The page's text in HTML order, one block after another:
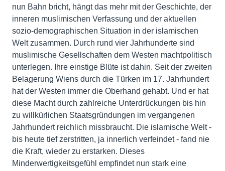
nun Bahn bricht, hängt das mehr mit der Geschichte, der
inneren muslimischen Verfassung und der aktuellen
sozio-demographischen Situation in der islamischen
Welt zusammen. Durch rund vier Jahrhunderte sind
muslimische Gesellschaften dem Westen machtpolitisch
unterlegen. Ihre einstige Blüte ist dahin. Seit der zweiten
Belagerung Wiens durch die Türken im 17. Jahrhundert
hat der Westen immer die Oberhand gehabt. Und er hat
diese Macht durch zahlreiche Unterdrückungen bis hin
zu willkürlichen Staatsgründungen im vergangenen
Jahrhundert reichlich missbraucht. Die islamische Welt -
bis heute tief zerstritten, ja innerlich verfeindet - fand nie
die Kraft, wieder zu erstarken. Dieses
Minderwertigkeitsgefühl empfindet nun stark eine